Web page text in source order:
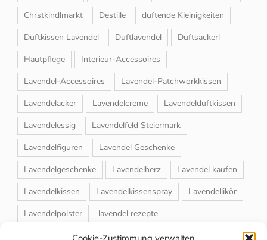
Chrstkindlmarkt
Destille
duftende Kleinigkeiten
Duftkissen Lavendel
Duftlavendel
Duftsackerl
Hautpflege
Interieur-Accessoires
Lavendel-Accessoires
Lavendel-Patchworkkissen
Lavendelacker
Lavendelcreme
Lavendelduftkissen
Lavendelessig
Lavendelfeld Steiermark
Lavendelfiguren
Lavendel Geschenke
Lavendelgeschenke
Lavendelherz
Lavendel kaufen
Lavendelkissen
Lavendelkissenspray
Lavendellikör
Lavendelpolster
lavendel rezepte
Lavendelrosmarin Creme
Lavendelsackerl